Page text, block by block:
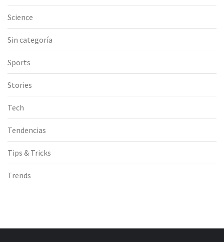
Science
Sin categoría
Sports
Stories
Tech
Tendencias
Tips & Tricks
Trends